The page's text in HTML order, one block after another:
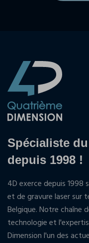
Spécialiste
depuis 1998 !
4D exerce depuis 1998
et de gravure laser sur
Belgique. Notre chaîne
technologie et
Dimension l'un des